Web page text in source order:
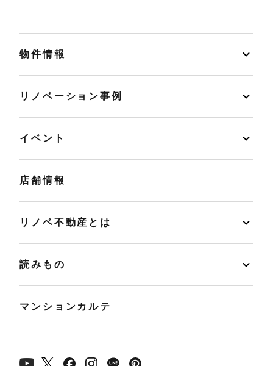
物件情報
リノベーション事例
イベント
店舗情報
リノベ不動産とは
読みもの
マンションカルテ